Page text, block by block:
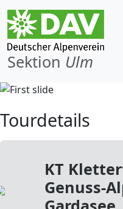
Sektion Ulm
Tourdetails
KT
Genuss-